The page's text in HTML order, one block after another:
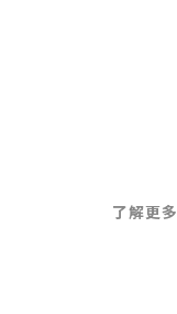
了解更多